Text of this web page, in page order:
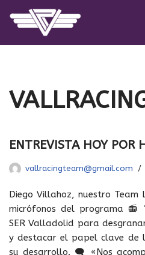
al
ENTREVISTA HOY POR
vallracingteam@gmail.com
Diego Villahoz, nuestro
micrófonos del programa 📻
SER Valladolid para
y destacar el papel clave de
su desarrollo. 🗨️ «Nos